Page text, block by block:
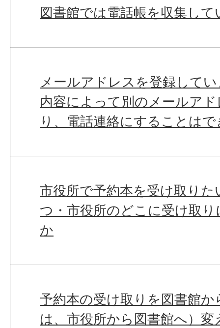
図書館では電話帳を収集し
メールアドレスを登録して
内容によって別のメールア
り、電話連絡にすることは
市役所で予約本を受け取り
つ・市役所のどこに受け取
か
予約本の受け取りを図書館
は、市役所から図書館へ）